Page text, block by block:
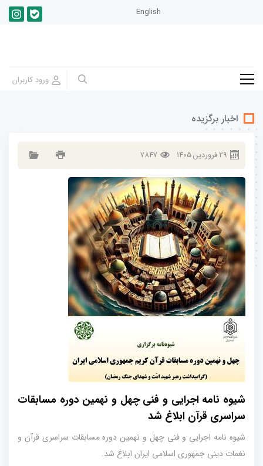
English
اخبار برگزیده
29فروردين1405
7847
شیوه نامه اجرایی و فنی چهل و نهمین دوره مسابقات
سراسری قرآن ابلاغ شد
شیوه نامه اجرایی و فنی چهل و نهمین دوره مسابقات سراسری قرآن و
نغمات دینی جمهوری اسلامی ایران ابلاغ شد.